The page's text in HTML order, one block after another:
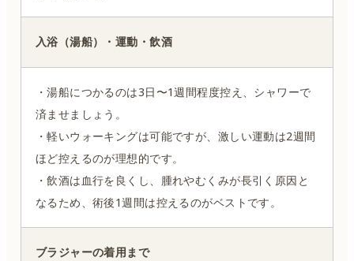
入浴（湯船）・運動・飲酒
・湯船につかるのは3日〜1週間程度控え、シャワーで
済ませましょう。
・軽いウォーキングは可能ですが、激しい運動は2週間
ほど控えるのが理想的です。
・飲酒は血行を良くし、腫れやむくみが長引く原因と
なるため、術後1週間は控えるのがベストです。
ブラジャーの着用まで